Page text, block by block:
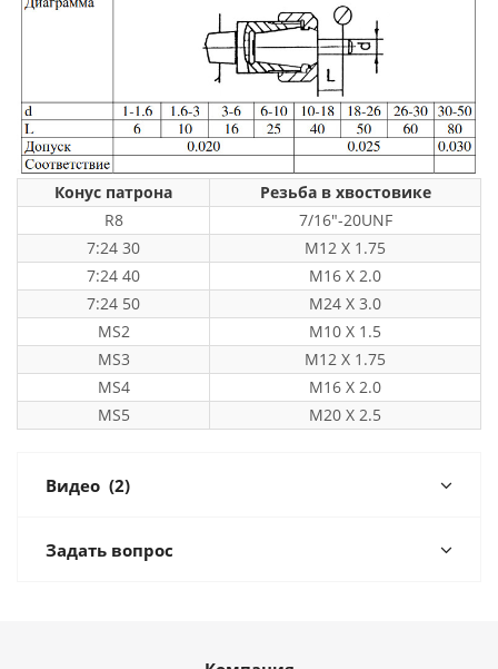
Конус патрона
Резьба в хвостовике
R8
7/16"-20UNF
7:24 30
M12 X 1.75
7:24 40
M16 X 2.0
7:24 50
M24 X 3.0
MS2
M10 X 1.5
MS3
M12 X 1.75
MS4
M16 X 2.0
MS5
M20 X 2.5
Видео (2)
Задать вопрос